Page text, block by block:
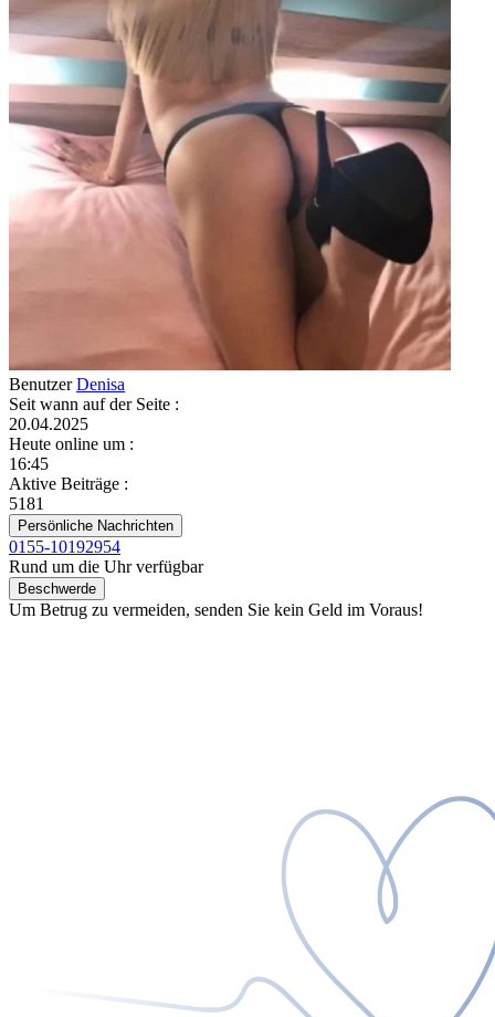
BenutzerDenisa
Seit wann auf der Seite :
20.04.2025
Heute online um :
16:45
Aktive Beiträge :
5181
Persönliche Nachrichten
0155-10192954
Rund um die Uhr verfügbar
Beschwerde
Um Betrug zu vermeiden, senden Sie kein Geld im Voraus!